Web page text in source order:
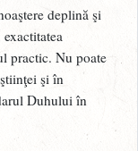
deplină şi
practic. Nu poate
şi în
Duhului în